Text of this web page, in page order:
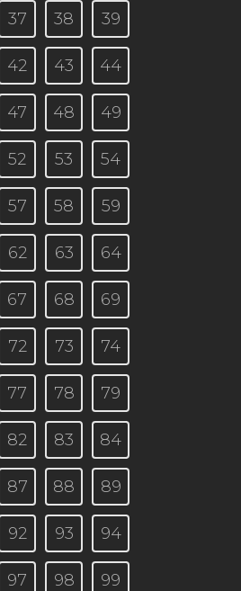
37 38 39
42 43 44
47 48 49
52 53 54
57 58 59
62 63 64
67 68 69
72 73 74
77 78 79
82 83 84
87 88 89
92 93 94
97 98 99